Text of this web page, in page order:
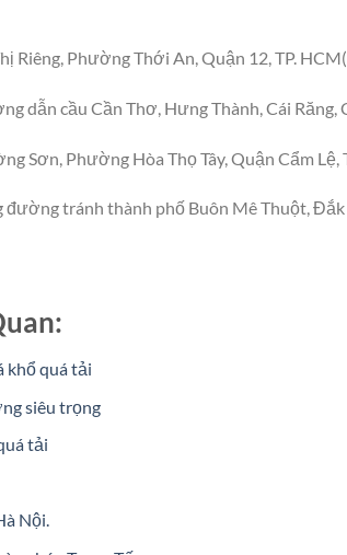
Riêng, Phường Thới An, Quận 12, TP. HCM(
dẫn cầu Cần Thơ, Hưng Thành, Cái Răng,
Sơn, Phường Hòa Thọ Tây, Quận Cẩm Lệ,
đường tránh thành phố Buôn Mê Thuột, Đắk
khổ quá tải
siêu trọng
tải
Nội.